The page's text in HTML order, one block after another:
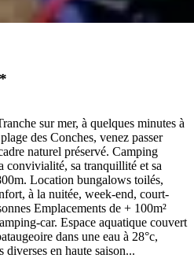
sur mer, à quelques minutes à
des Conches, venez passer
naturel préservé. Camping
convivialité, sa tranquillité et sa
Location bungalows toilés,
à la nuitée, week-end, court-
Emplacements de + 100m²
car. Espace aquatique couvert
dans une eau à 28°c,
diverses en haute saison...